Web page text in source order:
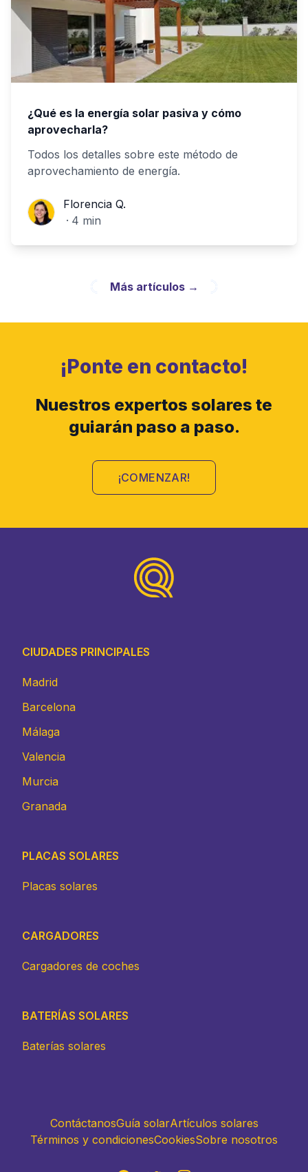
¿Qué es la energía solar pasiva y cómo
aprovecharla?
Todos los detalles sobre este método de
aprovechamiento de energía.
Florencia Q.Florencia Q.
· 4 min
Más artículos→
¡Ponte en contacto!
Nuestros expertos solares te
guiarán paso a paso.
¡COMENZAR!
CIUDADES PRINCIPALES
Madrid
Barcelona
Málaga
Valencia
Murcia
Granada
PLACAS SOLARES
Placas solares
CARGADORES
Cargadores de coches
BATERÍAS SOLARES
Baterías solares
ContáctanosGuía solarArtículos solares
Términos y condicionesCookiesSobre nosotros